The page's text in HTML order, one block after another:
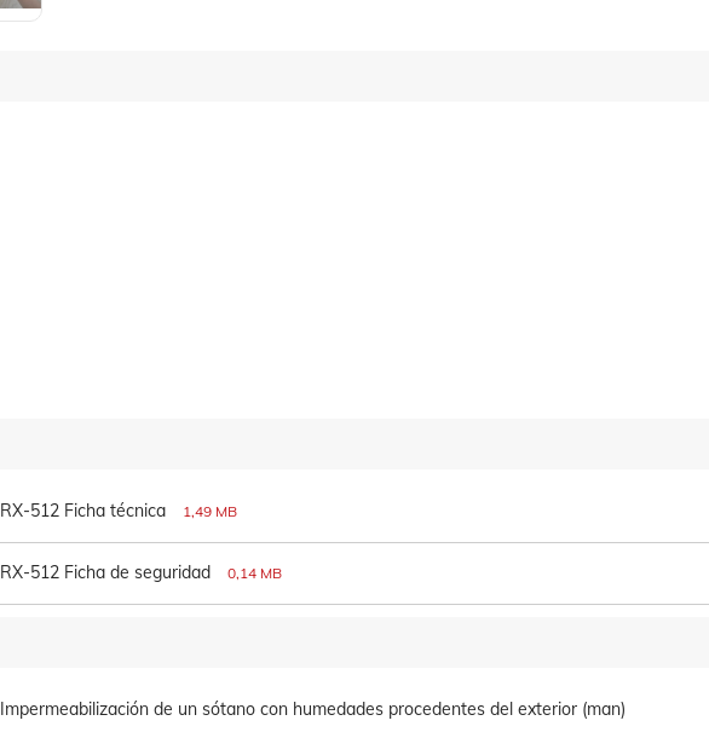
RX-512 Ficha técnica 1,49 MB
RX-512 Ficha de seguridad 0,14 MB
Impermeabilización de un sótano con humedades procedentes del exterior (man)